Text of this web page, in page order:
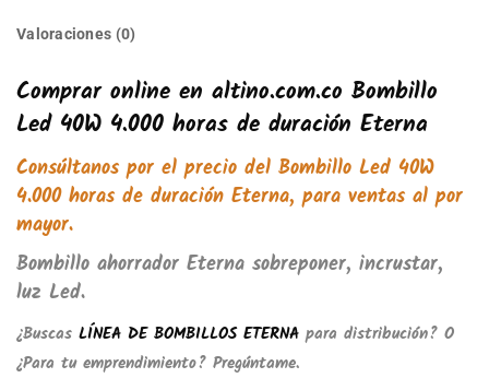
Valoraciones (0)
Comprar online en altino.com.co Bombillo
Led 40W 4.000 horas de duración Eterna
Consúltanos por el precio del Bombillo Led 40W
4.000 horas de duración Eterna, para ventas al por
mayor.
Bombillo ahorrador Eterna sobreponer, incrustar,
luz Led.
¿Buscas LÍNEA DE BOMBILLOS ETERNA para distribución? O
¿Para tu emprendimiento? Pregúntame.